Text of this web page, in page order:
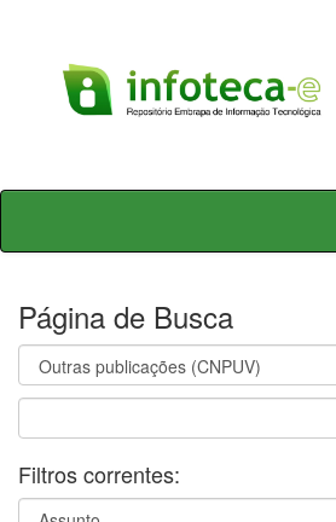
Skip
Página de Busca
Filtros correntes: